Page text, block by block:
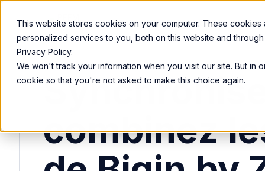
This website stores cookies on your computer. These
personalized services to you, both on this website and
Privacy Policy.
We won't track your information when you visit our site. But
cookie so that you're not asked to make this choice again.
Nos Services Services Solutions
combinez